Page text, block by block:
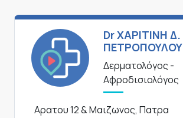
Dr ΧΑΡΙΤΙΝΗ Δ.
ΠΕΤΡΟΠΟΥΛΟΥ
Δερματολόγος -
Αφροδισιολόγος
Αρατου 12 & Μαιζωνος, Πατρα